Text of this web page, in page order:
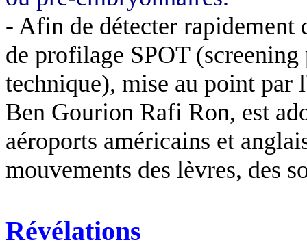
- Afin de détecter rapidement
de profilage SPOT
technique), mise au point par
Ben Gourion Rafi Ron, est
aéroports américains et
mouvements des lèvres, des
Révélations